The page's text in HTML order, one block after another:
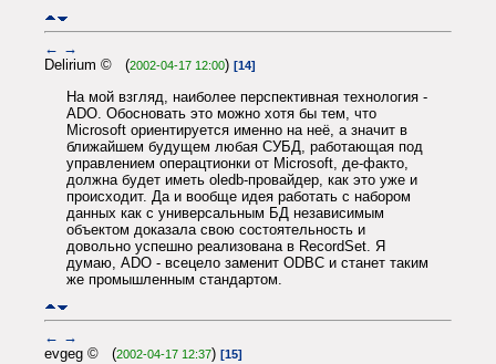
← →
Delirium © (2002-04-17 12:00) [14]
На мой взгляд, наиболее перспективная технология -
ADO. Обосновать это можно хотя бы тем, что
Microsoft ориентируется именно на неё, а значит в
ближайшем будущем любая СУБД, работающая под
управлением операцтионки от Microsoft, де-факто,
должна будет иметь oledb-провайдер, как это уже и
происходит. Да и вообще идея работать с набором
данных как с универсальным БД независимым
объектом доказала свою состоятельность и
довольно успешно реализована в RecordSet. Я
думаю, ADO - всецело заменит ODBC и станет таким
же промышленным стандартом.
← →
evgeg © (2002-04-17 12:37) [15]